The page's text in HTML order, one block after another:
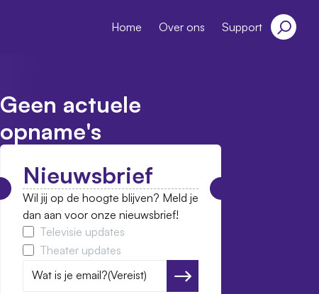
Home Over ons Support
Geen actuele
opname's
Nieuwsbrief
Wil jij op de hoogte blijven? Meld je
dan aan voor onze nieuwsbrief!
Televisie updates
Theater updates
Wat is je email?(Vereist) Versturen